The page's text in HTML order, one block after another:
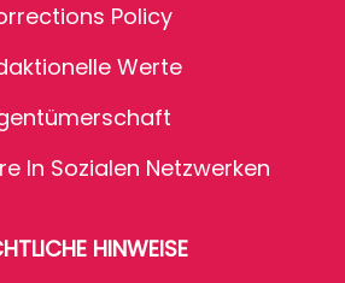
Policy
Werte
In Sozialen Netzwerken
HINWEISE